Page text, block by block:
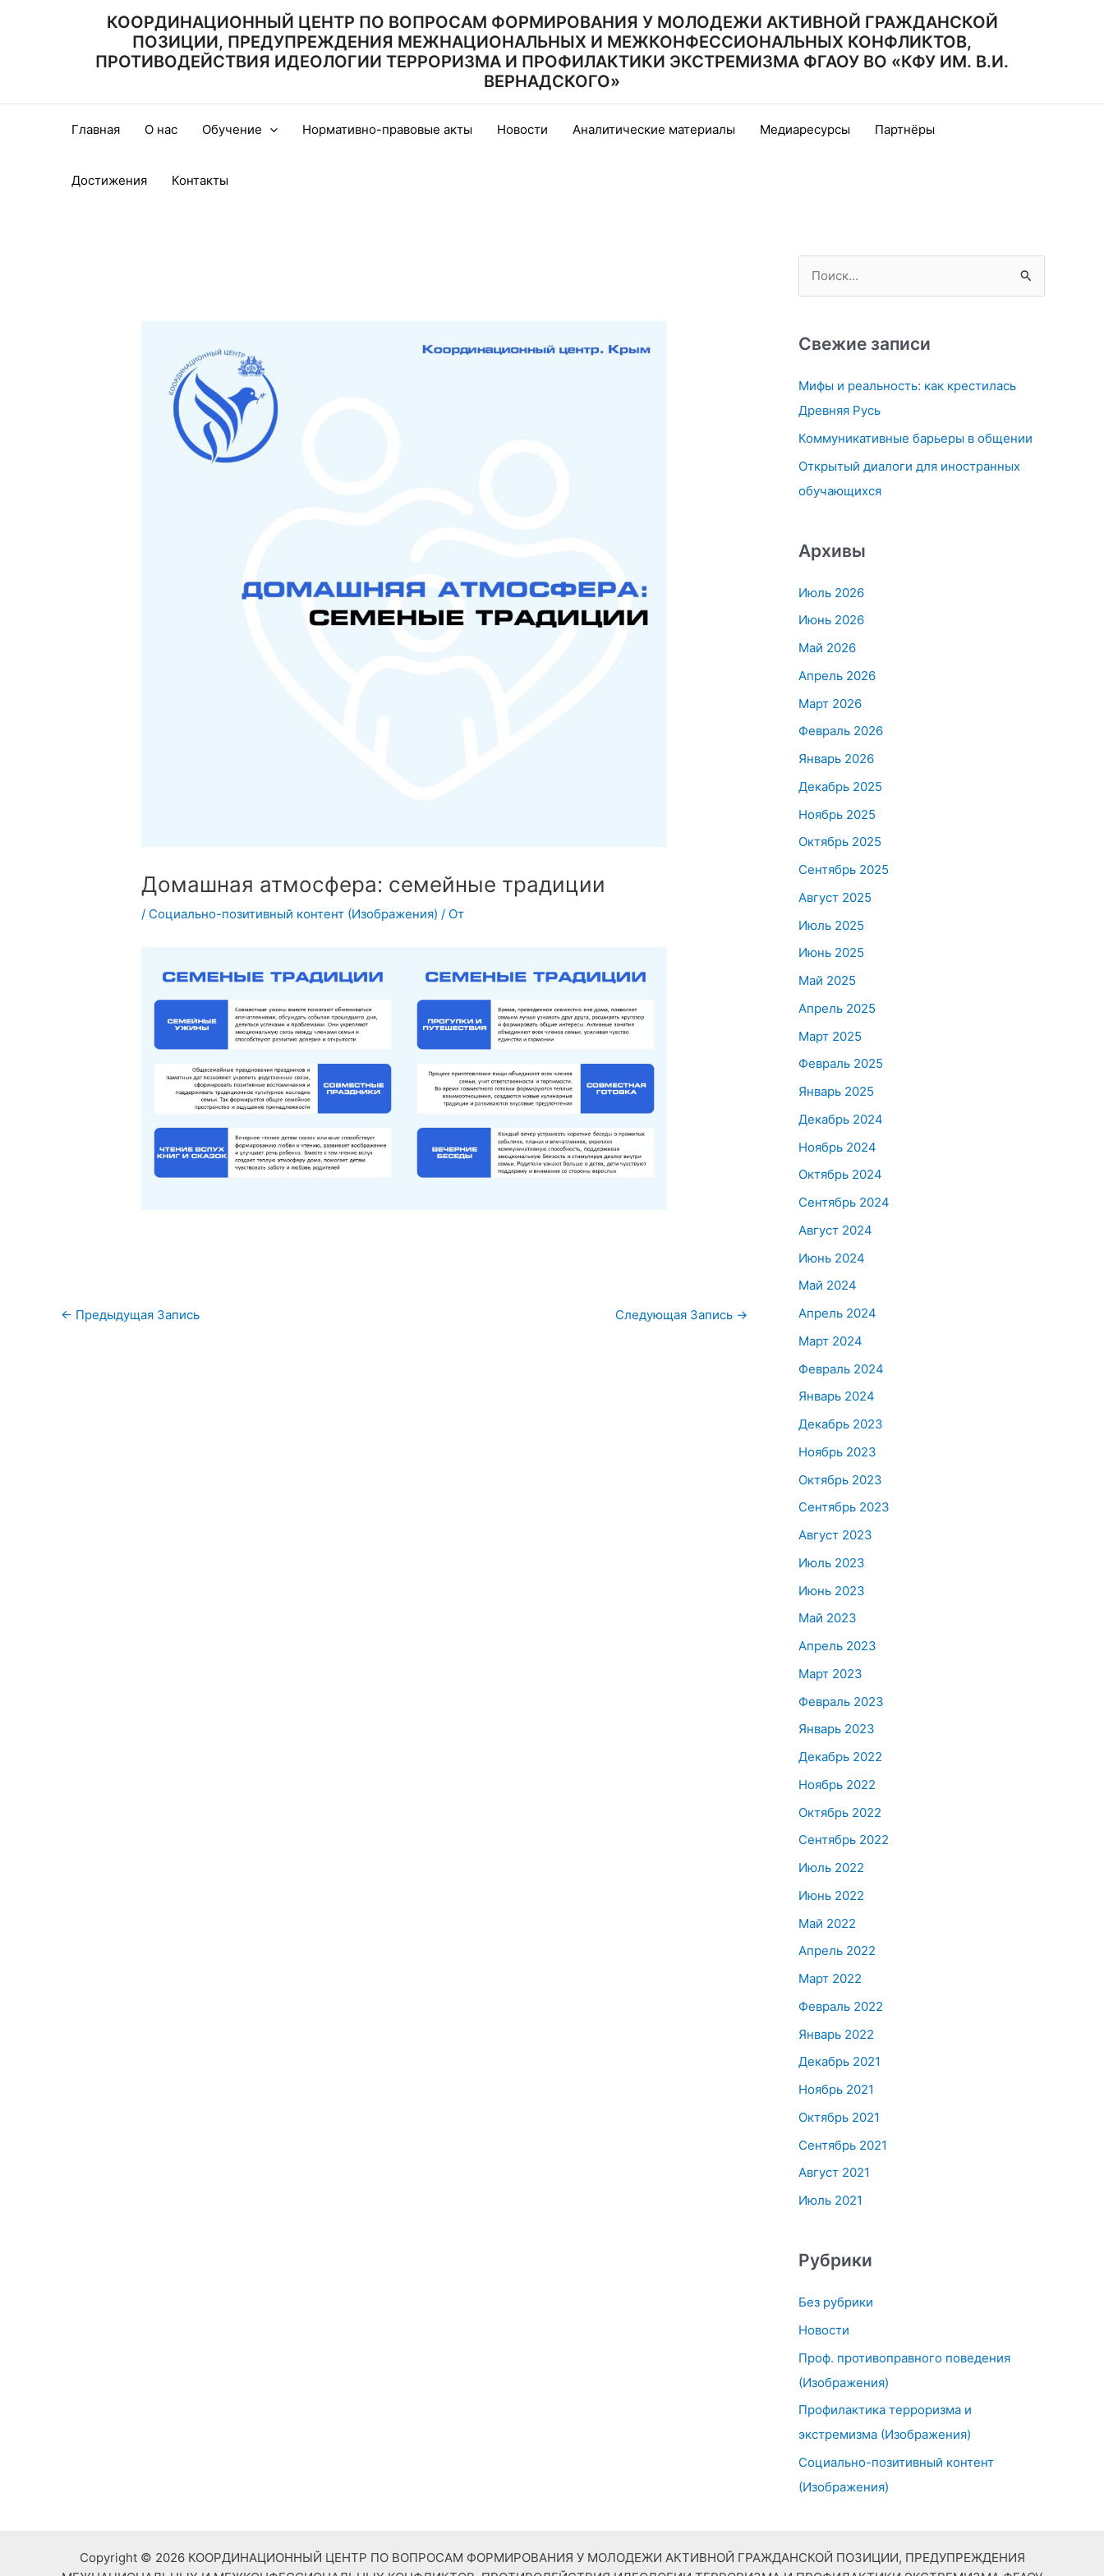
КООРДИНАЦИОННЫЙ ЦЕНТР ПО ВОПРОСАМ ФОРМИРОВАНИЯ У МОЛОДЕЖИ АКТИВНОЙ ГРАЖДАНСКОЙ
ПОЗИЦИИ, ПРЕДУПРЕЖДЕНИЯ МЕЖНАЦИОНАЛЬНЫХ И МЕЖКОНФЕССИОНАЛЬНЫХ КОНФЛИКТОВ,
ПРОТИВОДЕЙСТВИЯ ИДЕОЛОГИИ ТЕРРОРИЗМА И ПРОФИЛАКТИКИ ЭКСТРЕМИЗМА ФГАОУ ВО «КФУ ИМ. В.И.
ВЕРНАДСКОГО»
Главная О нас Обучение Нормативно-правовые акты Новости Аналитические материалы Медиаресурсы Партнёры
Достижения Контакты
Домашная атмосфера: семейные традиции
/ Социально-позитивный контент (Изображения) / От
Навигация
← Предыдущая Запись Следующая Запись →
с
:
Свежие записи
Мифы и реальность: как крестилась
Древняя Русь
Коммуникативные барьеры в общении
Открытый диалоги для иностранных
обучающихся
Архивы
Июль 2026
Июнь 2026
Май 2026
Апрель 2026
Март 2026
Февраль 2026
Январь 2026
Декабрь 2025
Ноябрь 2025
Октябрь 2025
Сентябрь 2025
Август 2025
Июль 2025
Июнь 2025
Май 2025
Апрель 2025
Март 2025
Февраль 2025
Январь 2025
Декабрь 2024
Ноябрь 2024
Октябрь 2024
Сентябрь 2024
Август 2024
Июнь 2024
Май 2024
Апрель 2024
Март 2024
Февраль 2024
Январь 2024
Декабрь 2023
Ноябрь 2023
Октябрь 2023
Сентябрь 2023
Август 2023
Июль 2023
Июнь 2023
Май 2023
Апрель 2023
Март 2023
Февраль 2023
Январь 2023
Декабрь 2022
Ноябрь 2022
Октябрь 2022
Сентябрь 2022
Июль 2022
Июнь 2022
Май 2022
Апрель 2022
Март 2022
Февраль 2022
Январь 2022
Декабрь 2021
Ноябрь 2021
Октябрь 2021
Сентябрь 2021
Август 2021
Июль 2021
Рубрики
Без рубрики
Новости
Проф. противоправного поведения
(Изображения)
Профилактика терроризма и
экстремизма (Изображения)
Социально-позитивный контент
(Изображения)
Copyright © 2026 КООРДИНАЦИОННЫЙ ЦЕНТР ПО ВОПРОСАМ ФОРМИРОВАНИЯ У МОЛОДЕЖИ АКТИВНОЙ ГРАЖДАНСКОЙ ПОЗИЦИИ, ПРЕДУПРЕЖДЕНИЯ